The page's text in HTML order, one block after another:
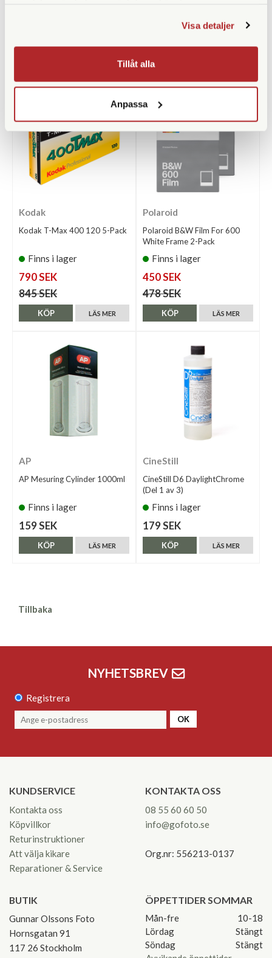
Visa detaljer
Tillåt alla
Anpassa
239 SEK
Finns i lager
349 SEK
Kodak
Kodak T-Max 400 120 5-Pack
Finns i lager
790 SEK
845 SEK
LÄS MER
KÖP
Polaroid
Polaroid B&W Film For 600
White Frame 2-Pack
Finns i lager
450 SEK
478 SEK
LÄS MER
KÖP
AP
AP Mesuring Cylinder 1000ml
Finns i lager
159 SEK
LÄS MER
KÖP
CineStill
CineStill D6 DaylightChrome
(Del 1 av 3)
Finns i lager
179 SEK
LÄS MER
KÖP
Tillbaka
NYHETSBREV
Registrera
OK
KUNDSERVICE
Kontakta oss
Köpvillkor
Returinstruktioner
Att välja kikare
Reparationer & Service
KONTAKTA OSS
08 55 60 60 50
info@gofoto.se
Org.nr: 556213-0137
BUTIK
Gunnar Olssons Foto
Hornsgatan 91
117 26 Stockholm
ÖPPETTIDER SOMMAR
Mån-fre
10-18
Lördag
Stängt
Söndag
Stängt